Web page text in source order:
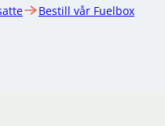
Bestill vår Fuelbox